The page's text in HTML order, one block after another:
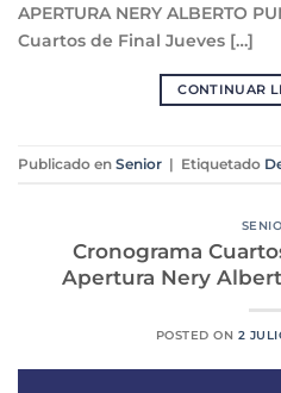
APERTURA NERY ALBERTO
Cuartos de Final Jueves […]
CONTINUAR
Publicado en Senior | Etiquetado
Cronograma
Apertura Nery
POSTED ON 2